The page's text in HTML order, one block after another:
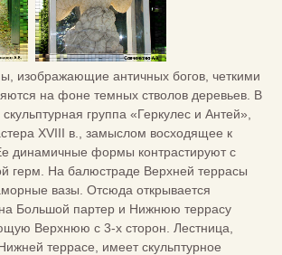
изображающие античных богов, четкими
на фоне темных стволов деревьев. В
группа «Геркулес и Антей»,
XVIII в., замыслом восходящее к
динамичные формы контрастируют с
герм. На балюстраде Верхней террасы
вазы. Отсюда открывается
Большой партер и Нижнюю террасу
Верхнюю с 3-х сторон. Лестница,
террасе, имеет скульптурное